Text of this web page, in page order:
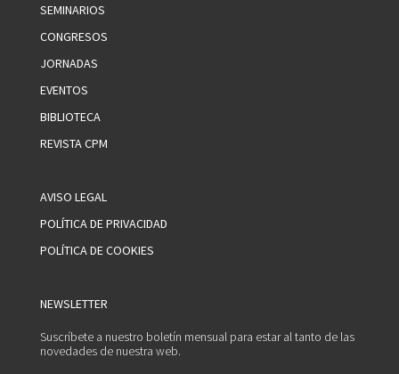
SEMINARIOS
CONGRESOS
JORNADAS
EVENTOS
BIBLIOTECA
REVISTA CPM
AVISO LEGAL
POLÍTICA DE PRIVACIDAD
POLÍTICA DE COOKIES
NEWSLETTER
Suscríbete a nuestro boletín mensual para estar al tanto de las
novedades de nuestra web.